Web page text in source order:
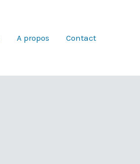
A propos Contact